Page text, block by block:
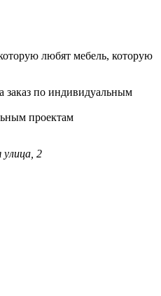
мебель, которую
проектам
2